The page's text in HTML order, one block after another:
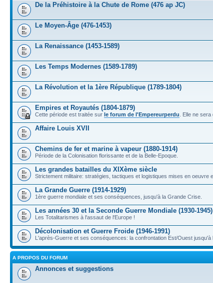
De la Préhistoire à la Chute de Rome (476 ap JC)
Le Moyen-Âge (476-1453)
La Renaissance (1453-1589)
Les Temps Modernes (1589-1789)
La Révolution et la 1ère République (1789-1804)
Empires et Royautés (1804-1879)
Cette période est traitée sur le forum de l'Empereurperdu . Elle ne
Affaire Louis XVII
Chemins de fer et marine à vapeur (1880-1914)
Période de la Colonisation florissante et de la Belle-Epoque.
Les grandes batailles du XIXème siècle
Strictement militaire: stratégies, tactiques et logistiques mises en
La Grande Guerre (1914-1929)
1ère guerre mondiale et ses conséquences, jusqu'à la Grande Crise.
Les années 30 et la Seconde Guerre Mondiale (1930-1945)
Les Totalitarismes à l'assaut de l'Europe !
Décolonisation et Guerre Froide (1946-1991)
L'après-Guerre et ses conséquences: la confrontation Est/Ouest jusqu'à
A PROPOS DU FORUM
Annonces et suggestions